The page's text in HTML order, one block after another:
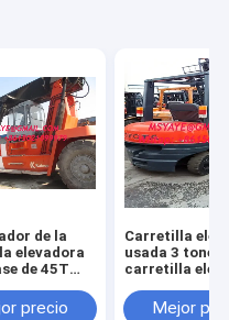
de la
elevadora
de 45T
precio
Carretilla
usada 3
carretilla
elevadora
Mejor